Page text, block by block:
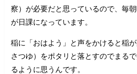
察）が必要だと思っているので、毎
が日課になっています。
稲に「おはよう」と声をかけると稲
さつゆ）をポタリと落とすのでまる
るように思うんです。